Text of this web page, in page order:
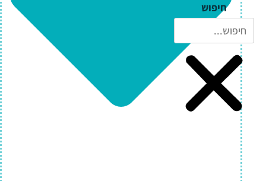
חיפוש